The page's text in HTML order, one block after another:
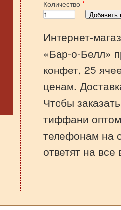
Количество *
Интернет-
«Бар-о-Белл»
конфет, 25
ценам.
Чтобы
тиффани
телефонам на
ответят на все